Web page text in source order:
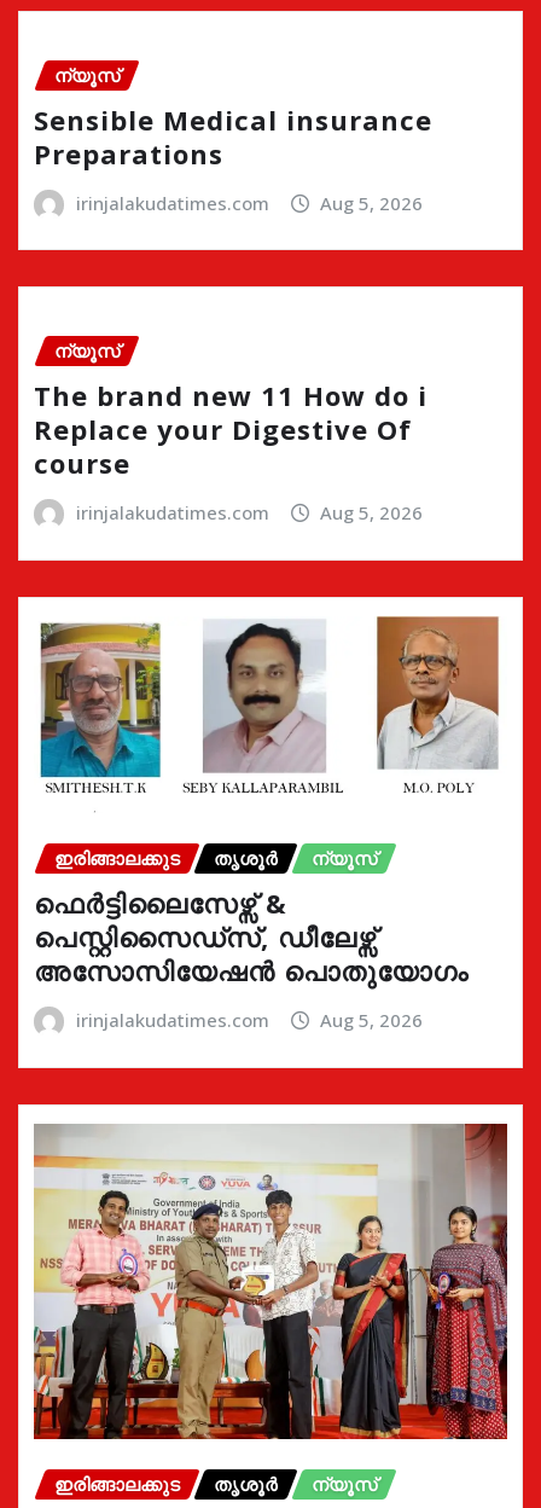
ന്യൂസ്
Sensible Medical insurance
Preparations
irinjalakudatimes.com Aug 5, 2026
ന്യൂസ്
The brand new 11 How do i
Replace your Digestive Of
course
irinjalakudatimes.com Aug 5, 2026
ഇരിങ്ങാലക്കുട തൃശൂർ ന്യൂസ്
ഫെർട്ടിലൈസേഴ്സ് &
പെസ്റ്റിസൈഡ്സ്, ഡീലേഴ്സ്
അസോസിയേഷൻ പൊതുയോഗം
irinjalakudatimes.com Aug 5, 2026
ഇരിങ്ങാലക്കുട തൃശൂർ ന്യൂസ്